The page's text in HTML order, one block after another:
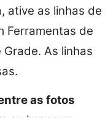
ative as linhas de
Ferramentas de
As linhas
as fotos